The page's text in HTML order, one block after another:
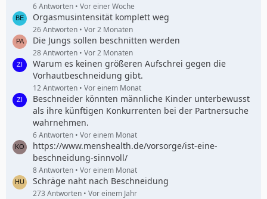
6 Antworten Vor einer Woche
Orgasmusintensität komplett weg
26 Antworten Vor 2 Monaten
Die Jungs sollen beschnitten werden
28 Antworten Vor 2 Monaten
Warum es keinen größeren Aufschrei gegen die
Vorhautbeschneidung gibt.
12 Antworten Vor einem Monat
Beschneider könnten männliche Kinder unterbewusst
als ihre künftigen Konkurrenten bei der Partnersuche
wahrnehmen.
6 Antworten Vor einem Monat
https://www.menshealth.de/vorsorge/ist-eine-
beschneidung-sinnvoll/
8 Antworten Vor einem Monat
Schräge naht nach Beschneidung
273 Antworten Vor einem Jahr